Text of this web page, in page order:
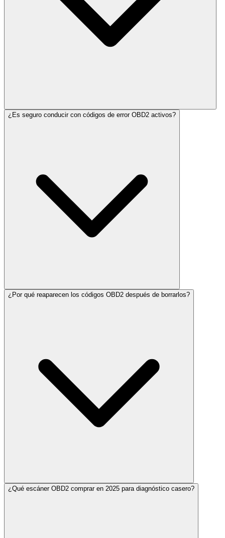
¿Es seguro conducir con códigos de error OBD2 activos?
¿Por qué reaparecen los códigos OBD2 después de borrarlos?
¿Qué escáner OBD2 comprar en 2025 para diagnóstico casero?